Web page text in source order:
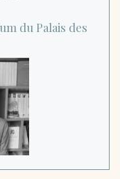
du Palais des